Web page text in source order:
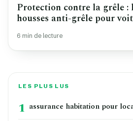
Protection contre la grêle :
housses anti-grêle pour
6 min de lecture
LES PLUS LUS
1 assurance habitation pour